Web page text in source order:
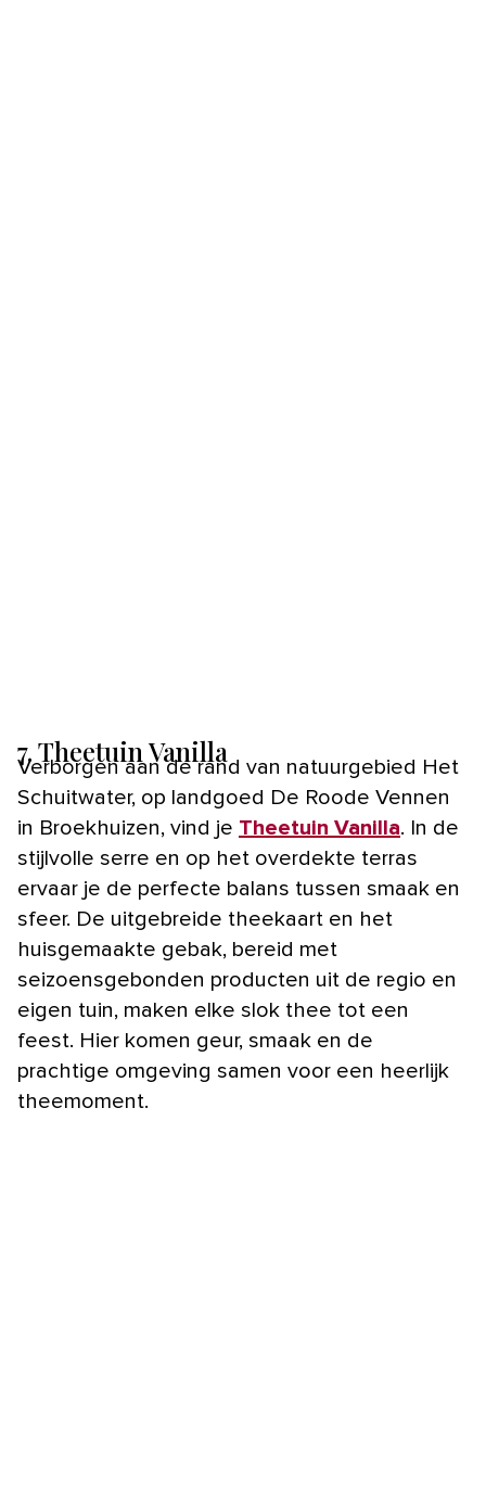
7. Theetuin Vanilla
Verborgen aan de rand van natuurgebied Het
Schuitwater, op landgoed De Roode Vennen
in Broekhuizen, vind je Theetuin Vanilla. In de
stijlvolle serre en op het overdekte terras
ervaar je de perfecte balans tussen smaak en
sfeer. De uitgebreide theekaart en het
huisgemaakte gebak, bereid met
seizoensgebonden producten uit de regio en
eigen tuin, maken elke slok thee tot een
feest. Hier komen geur, smaak en de
prachtige omgeving samen voor een heerlijk
theemoment.